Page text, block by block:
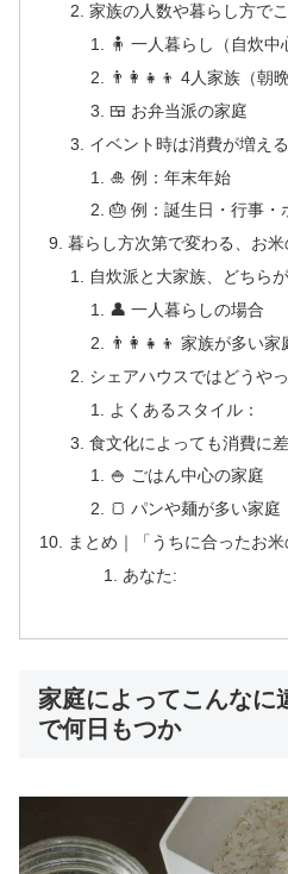
家族の人数や暮らし方で
🧍 一人暮らし（自炊中
👨‍👩‍👧‍👦 4人家族（朝
🍱 お弁当派の家庭
イベント時は消費が増え
🎍 例：年末年始
🎂 例：誕生日・行事・
暮らし方次第で変わる、お
自炊派と大家族、どちら
👤 一人暮らしの場合
👨‍👩‍👧‍👦 家族が多い家
シェアハウスではどうや
よくあるスタイル：
食文化によっても消費に
🍚 ごはん中心の家庭
🍞 パンや麺が多い家庭
まとめ｜「うちに合ったお
あなた:
家庭によってこんなに
で何日もつか